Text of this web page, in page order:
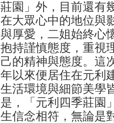
園」外，目前還有
大眾心中的地位與
厚愛，二姐始終心
持謹慎態度，重視
的精神與態度。這
以來便居住在元利
活環境與細節美學
，「元利四季莊園
信念相符，無論是